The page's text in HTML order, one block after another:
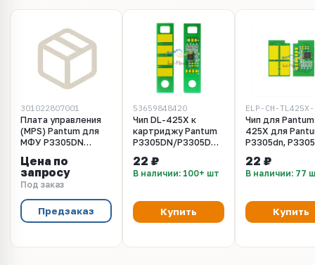
301022807001
Плата управления
(MPS) Pantum для
МФУ P3305DN
Цена по
запросу
Под заказ
Предзаказ
53659848420
Чип DL-425X к
картриджу Pantum
P3305DN/P3305DW,
многоразовый
22 ₽
В наличии: 100+ шт
Купить
Чип для
425X для
P3305dn,
Ресурс 6K
22 ₽
В наличии: 77
Купить